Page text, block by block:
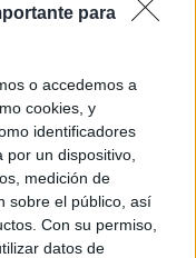
para
o accedemos a
cookies, y
identificadores
un dispositivo,
medición de
sobre el público, así
Con su permiso,
datos de